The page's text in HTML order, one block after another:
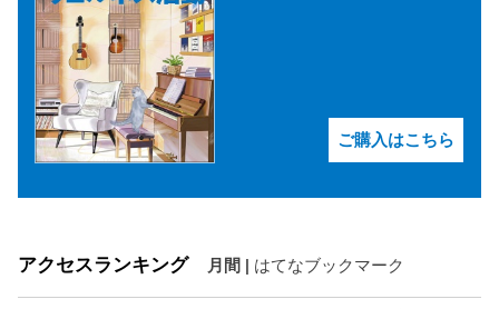
ご購入はこちら
アクセスランキング 月間 はてなブックマーク